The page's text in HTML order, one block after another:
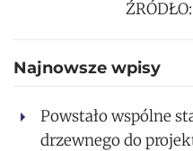
Najnowsze wpisy
Powstało wspólne
drzewnego do